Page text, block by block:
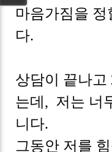
마음가짐을 정
다.
상담이 끝나고
는데, 저는 너
니다.
그동안 저를